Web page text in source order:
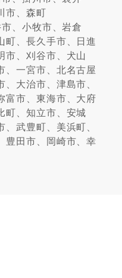
市、森町
、小牧市、岩倉
町、長久手市、日進
市、刈谷市、犬山
、一宮市、北名古屋
大治市、津島市、
富市、東海市、大府
町、知立市、安城
武豊町、美浜町、
豊田市、岡崎市、幸